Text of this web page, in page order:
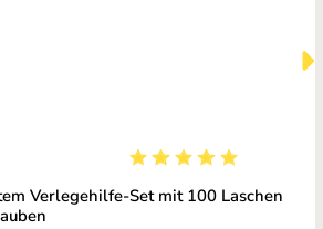
Durchschnittliche
Verlegehilfe-Set mit 100 Laschen